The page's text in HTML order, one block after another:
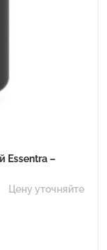
Essentra –
Цену уточняйте